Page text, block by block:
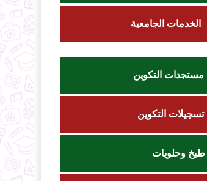
الخدمات الجامعية
مستجدات التكوين
تسجيلات التكوين
طبخ وحلويات